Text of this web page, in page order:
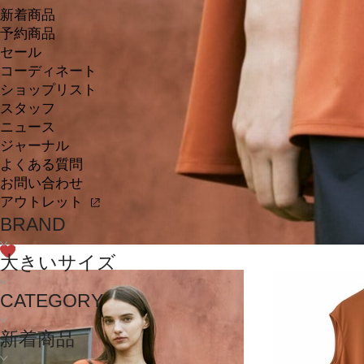
新着商品
予約商品
セール
コーディネート
ショップリスト
スタッフ
ニュース
ジャーナル
よくある質問
お問い合わせ
アウトレット
BRAND
大きいサイズ
CATEGORY
新着商品